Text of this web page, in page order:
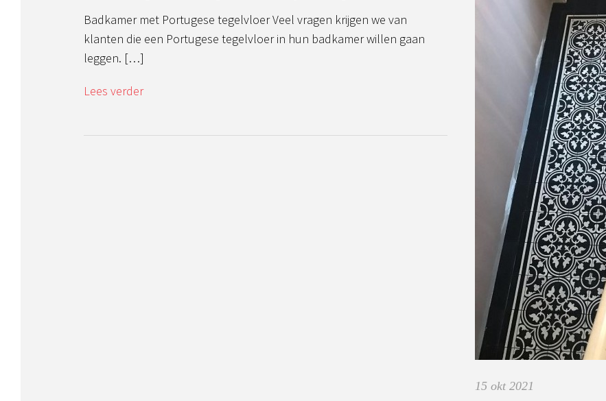
Badkamer met Portugese tegelvloer Veel vragen krijgen we van
klanten die een Portugese tegelvloer in hun badkamer willen gaan
leggen. […]
Lees verder
15 okt 2021